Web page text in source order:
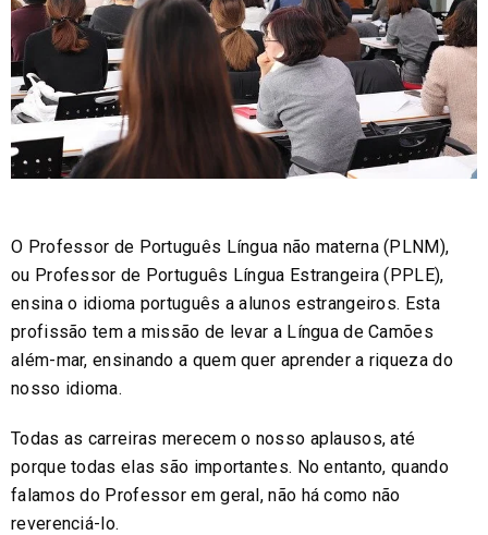
O Professor de Português Língua não materna (PLNM),
ou Professor de Português Língua Estrangeira (PPLE),
ensina o idioma português a alunos estrangeiros. Esta
profissão tem a missão de levar a Língua de Camões
além-mar, ensinando a quem quer aprender a riqueza do
nosso idioma.
Todas as carreiras merecem o nosso aplausos, até
porque todas elas são importantes. No entanto, quando
falamos do Professor em geral, não há como não
reverenciá-lo.